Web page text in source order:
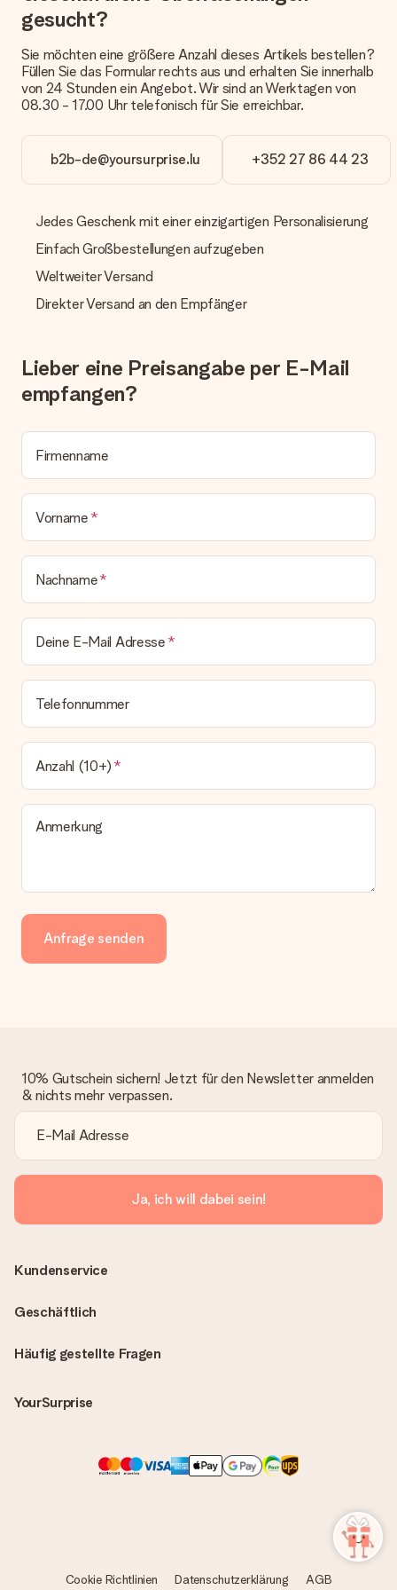
Päckchen versendet. Möchtest du wissen, ob es als Paket
oder Päckchen geliefert wird, kontaktiere bitte unseren
Zahlung
Wie kann ich meine Bestellung bezahlen?
mit normaler Überweisung, Sofortüberweisung, Paypal,
Kreditkarte oder auf Rechnung über Klarna. Bei einer
manuellen Überweisung verlängert sich die Lieferzeit des
Geschenks jedoch um 3 Werktage.
Geschenk empfangen
Was, wenn das Geschenk meine Erwartungen nicht
erfüllt?
Sollte das Geschenk wider Erwarten deine Erwartungen nicht
erfüllen, bitten wir dich, unseren Kundenservice zu
Wird die Rechnung mit der Bestellung mitverschickt?
Alle Lieferungen erfolgen ohne Rechnung und/oder
Lieferschein. Die Rechnung zu deiner Bestellung erhältst du
deinem MySurprise Account einsehen. Du kannst das
Geschenk also direkt beim Empfänger liefern lassen und es
gesucht?
Sie möchten eine größere Anzahl dieses Artikels bestellen?
Füllen Sie das Formular rechts aus und erhalten Sie innerhalb
von 24 Stunden ein Angebot. Wir sind an Werktagen von
08.30 - 17.00 Uhr telefonisch für Sie erreichbar.
b2b-de@yoursurprise.lu +352 27 86 44 23
Jedes Geschenk mit einer einzigartigen Personalisierung
Einfach Großbestellungen aufzugeben
Weltweiter Versand
Direkter Versand an den Empfänger
Lieber eine Preisangabe per E-Mail
empfangen?
Firmenname
Vorname
Nachname
Deine E-Mail Adresse
Telefonnummer
Anzahl (10+)
Anmerkung
Anfrage senden
10% Gutschein sichern! Jetzt für den Newsletter anmelden
& nichts mehr verpassen.
Ja, ich will dabei sein!
Häufig gestellte Fragen
YourSurprise
Kundenservice
Geschäftlich
Cookie Richtlinien Datenschutzerklärung AGB